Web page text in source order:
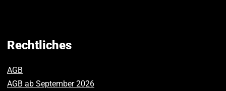
Facebook.Instagram.
Rechtliches
AGB
AGB ab September 2026